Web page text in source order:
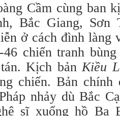
Cầm cùng ban
Bắc Giang,
ở cách đình làng
46 chiến tranh
Kịch bảnKiều
chiến. Bản
nhảy dù Bắc
sĩ xuống hồ